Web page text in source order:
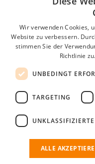
Login für
E-Mail*
Passwort
Angemeldet bleiben
Passwort vergessen?
Kostenloses
Wenn Sie sich registriert
passenden Mitarbeiter zu
Wir verwenden Cookies,
Website zu verbessern.
stimmen Sie der
Richtlinie zu.
UNBEDINGT
TARGETING
UNKLASSIFIZIERTE
ALLE